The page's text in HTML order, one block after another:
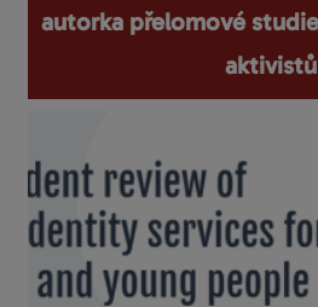
autorka přelomové
aktivistů